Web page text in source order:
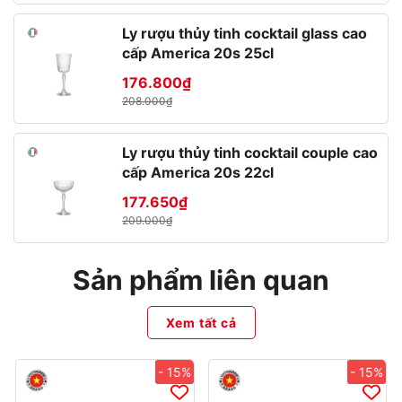
ty TNHH đồ dùng gia đình SAPA. Sản phẩm chủ yếu bằng thủy
tinh như chai, hũ , hộp , ca lường, chai rót gia vị, ly, bình nước,…
Ly rượu thủy tinh cocktail glass cao
cấp America 20s 25cl
176.800₫
208.000₫
Ly rượu thủy tinh cocktail couple cao
cấp America 20s 22cl
177.650₫
209.000₫
Sản phẩm liên quan
Xem tất cả
- 15% - 15%